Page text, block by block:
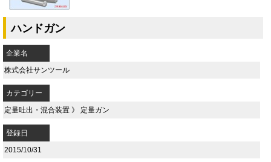
ハンドガン
企業名
株式会社サンツール
カテゴリー
定量吐出・混合装置 》 定量ガン
登録日
2015/10/31